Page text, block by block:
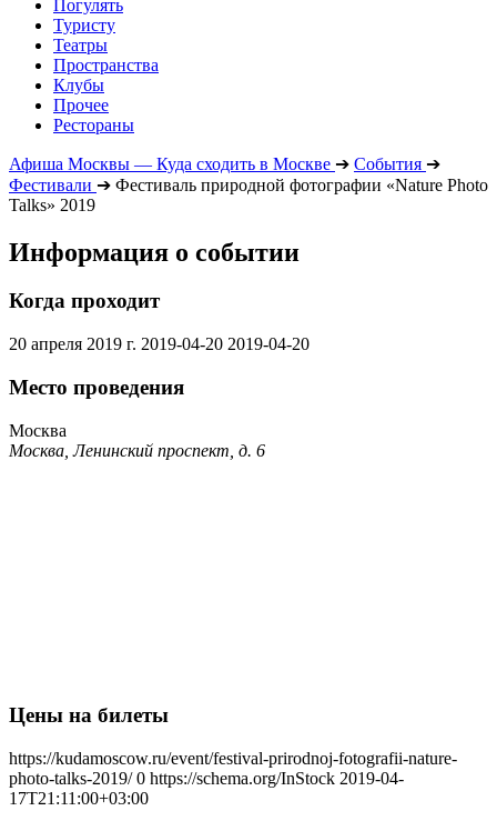
Погулять
Туристу
Театры
Пространства
Клубы
Прочее
Рестораны
Афиша Москвы — Куда сходить в Москве ➔ События ➔
Фестивали ➔ Фестиваль природной фотографии «Nature Photo
Talks» 2019
Информация о событии
Когда проходит
20 апреля 2019 г. 2019-04-20 2019-04-20
Место проведения
Москва
Москва, Ленинский проспект, д. 6
Цены на билеты
https://kudamoscow.ru/event/festival-prirodnoj-fotografii-nature-
photo-talks-2019/ 0 https://schema.org/InStock 2019-04-
17T21:11:00+03:00